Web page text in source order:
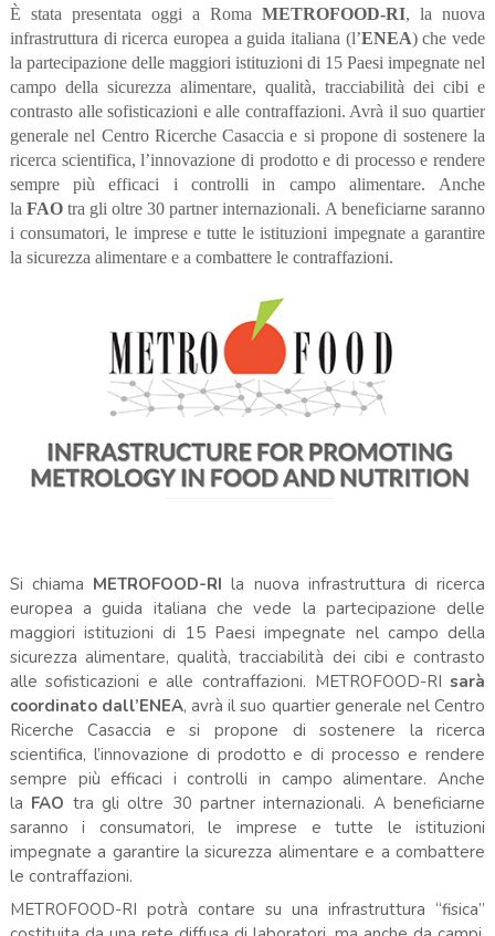
È stata presentata oggi a RomaMETROFOOD-RI, la nuova
infrastruttura di ricerca europea a guida italiana (l’ENEA) che vede
la partecipazione delle maggiori istituzioni di 15 Paesi impegnate nel
campo della sicurezza alimentare, qualità, tracciabilità dei cibi e
contrasto alle sofisticazioni e alle contraffazioni. Avrà il suo quartier
generale nel Centro Ricerche Casaccia e si propone di sostenere la
ricerca scientifica, l’innovazione di prodotto e di processo e rendere
sempre più efficaci i controlli in campo alimentare. Anche
la FAOtra gli oltre 30 partner internazionali. A beneficiarne saranno
i consumatori, le imprese e tutte le istituzioni impegnate a garantire
la sicurezza alimentare e a combattere le contraffazioni.
Si chiama METROFOOD-RI la nuova infrastruttura di ricerca
europea a guida italiana che vede la partecipazione delle
maggiori istituzioni di 15 Paesi impegnate nel campo della
sicurezza alimentare, qualità, tracciabilità dei cibi e contrasto
alle sofisticazioni e alle contraffazioni. METROFOOD-RIsarà
coordinato dall’ENEA, avrà il suo quartier generale nel Centro
Ricerche Casaccia e si propone di sostenere la ricerca
scientifica, l’innovazione di prodotto e di processo e rendere
sempre più efficaci i controlli in campo alimentare.Anche
la FAO tra gli oltre 30 partner internazionali. A beneficiarne
saranno i consumatori, le imprese e tutte le istituzioni
impegnate a garantire la sicurezza alimentare e a combattere
le contraffazioni.
METROFOOD-RI potrà contare su una infrastruttura “fisica”